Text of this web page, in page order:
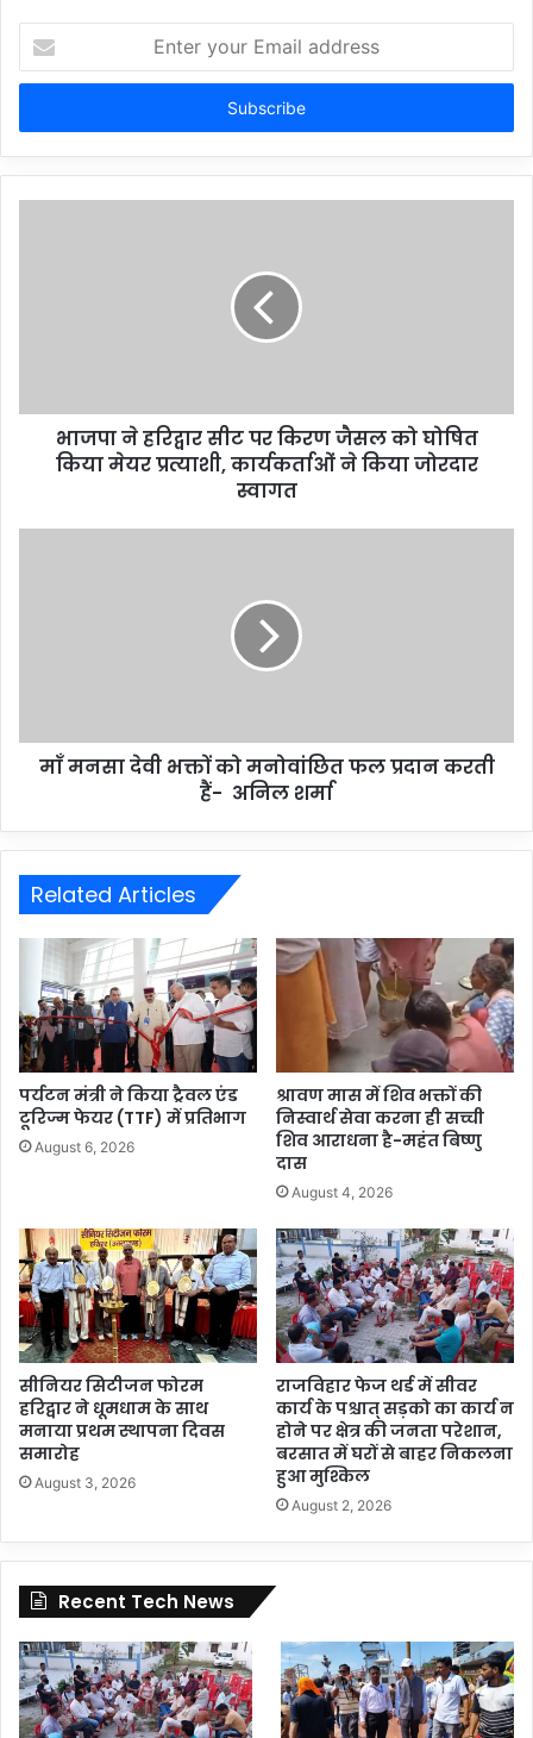
your
Email
भाजपा ने हरिद्वार सीट पर किरण जैसल को घोषित
किया मेयर प्रत्याशी, कार्यकर्ताओं ने किया जोरदार
स्वागत
माँ मनसा देवी भक्तों को मनोवांछित फल प्रदान करती
हैं- अनिल शर्मा
Related Articles
पर्यटन मंत्री ने किया ट्रैवल एंड
टूरिज्म फेयर (TTF) में प्रतिभाग
August 6, 2026
श्रावण मास में शिव भक्तों की
निस्वार्थ सेवा करना ही सच्ची
शिव आराधना है-महंत बिष्णु
दास
August 4, 2026
सीनियर सिटीजन फोरम
हरिद्वार ने धूमधाम के साथ
मनाया प्रथम स्थापना दिवस
समारोह
August 3, 2026
राजविहार फेज थर्ड में सीवर
कार्य के पश्चात् सड़को का कार्य न
होने पर क्षेत्र की जनता परेशान,
बरसात में घरों से बाहर निकलना
हुआ मुश्किल
August 2, 2026
Recent Tech News